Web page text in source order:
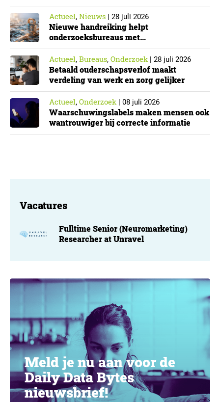
Actueel, Nieuws | 28 juli 2026
Nieuwe handreiking helpt
onderzoeksbureaus met
Cyberbeveiligingswet
Actueel, Bureaus, Onderzoek| 28 juli 2026
Betaald ouderschapsverlof maakt
verdeling van werk en zorg gelijker
Actueel, Onderzoek| 08 juli 2026
Waarschuwingslabels maken mensen ook
wantrouwiger bij correcte informatie
Vacatures
Fulltime Senior (Neuromarketing)
Researcher at Unravel
Meld je nu aan voor de
Daily Data Bytes
nieuwsbrief!